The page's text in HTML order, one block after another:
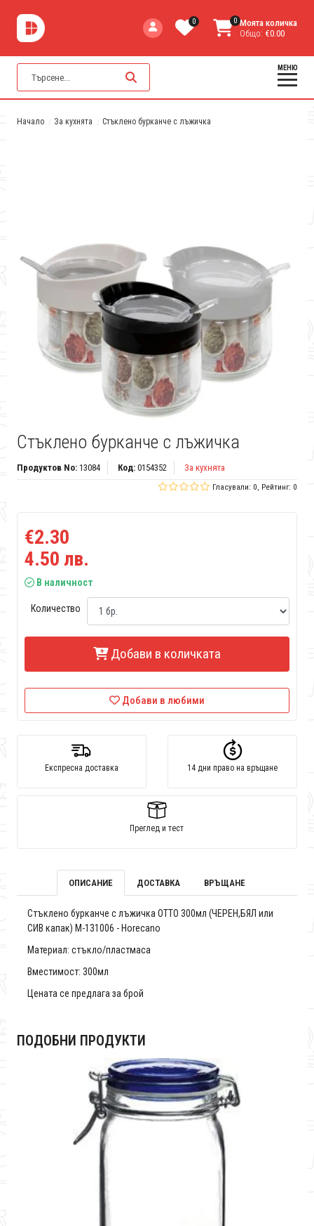
0 0 Моята количка
Общо: €0.00
МЕНЮ
Начало За кухнята Стъклено бурканче с лъжичка
Стъклено бурканче с лъжичка
Продуктов No:13084 Код:0154352 За кухнята
Гласували: 0, Рейтинг: 0
€2.30
4.50 лв.
В наличност
Количество
Добави в количката
Добави в любими
Експресна доставка 14 дни право на връщане
Преглед и тест
ОПИСАНИЕ ДОСТАВКА ВРЪЩАНЕ
Стъклено бурканче с лъжичка OTTO 300мл (ЧЕРЕН,БЯЛ или
СИВ капак) M-131006 - Horecano
Материал: стъкло/пластмаса
Вместимост: 300мл
Цената се предлага за брой
ПОДОБНИ ПРОДУКТИ